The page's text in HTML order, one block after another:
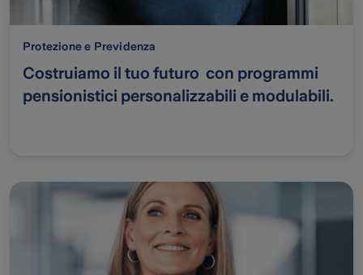
Protezione e Previdenza
Costruiamo il tuo futuro con programmi
pensionistici personalizzabili e modulabili.